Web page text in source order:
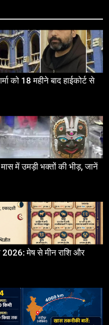
को 18 महीने बाद हाईकोर्ट से
में उमड़ी भक्तों की भीड़, जानें
मेष से मीन राशि और